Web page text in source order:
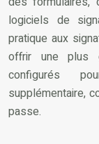
logiciels de
pratique aux
offrir une plus
configurés
supplémentaire,
passe.